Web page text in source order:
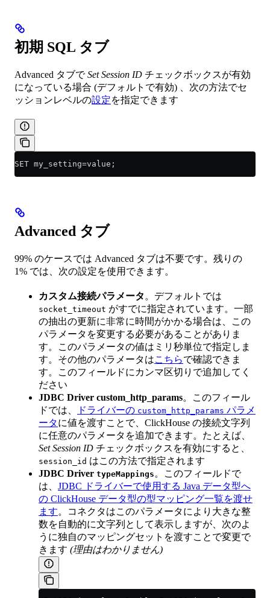
初期 SQL タブ
Advanced タブでSet Session ID チェックボックスが有効
になっている場合 (デフォルトで有効) 、次の方法でセ
ッションレベルの設定を指定できます
SET my_setting=value;
Advanced タブ
99% のケースでは Advanced タブは不要です。残りの
1% では、次の設定を使用できます。
カスタム接続パラメータ 。デフォルトでは
socket_timeout がすでに指定されています。一部
の抽出の更新に非常に時間がかかる場合は、この
パラメータを変更する必要があることがありま
す。このパラメータの値はミリ秒単位で指定しま
す。その他のパラメータはこちらで確認できま
す。このフィールドにカンマ区切りで追加してく
ださい
JDBC Driver custom_http_params。このフィール
ドでは、
ドライバーの custom_http_params パラメ
ータに値を渡すことで、ClickHouse の接続文字列
に任意のパラメータを追加できます。たとえば、
Set Session ID チェックボックスを有効にすると、
session_id はこの方法で指定されます
JDBC Driver typeMappings 。このフィールドで
は、 JDBC ドライバーで使用する Java データ型へ
の ClickHouse データ型の型マッピング一覧を渡せ
ます。コネクタはこのパラメータにより大きな整
数を自動的に文字列として表示しますが、次のよ
うに独自のマッピングセットを渡すことで変更で
きます (理由はわかりません)